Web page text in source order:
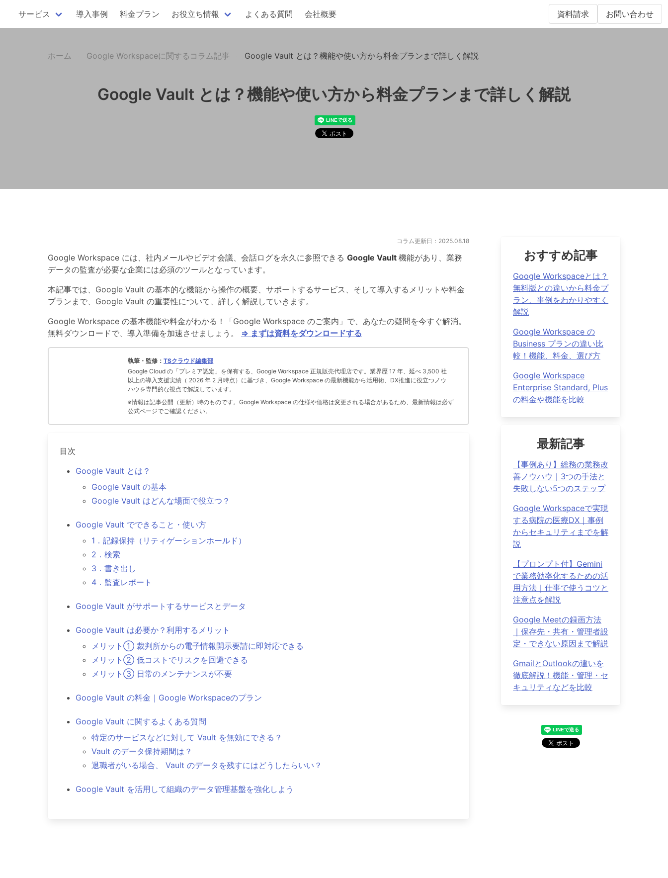
サービス 導入事例 料金プラン お役立ち情報 よくある質問 会社概要 資料請求 お問い合わせ
ホーム Google Workspaceに関するコラム記事 Google Vault とは？機能や使い方から料金プランまで詳しく解説
Google Vault とは？機能や使い方から料金プランまで詳しく解説
コラム更新日：2025.08.18
Google Workspace には、社内メールやビデオ会議、会話ログを永久に参照できる Google Vault 機能があり、業務
データの監査が必要な企業には必須のツールとなっています。
本記事では、Google Vault の基本的な機能から操作の概要、サポートするサービス、そして導入するメリットや料金
プランまで、Google Vault の重要性について、詳しく解説していきます。
Google Workspace の基本機能や料金がわかる！「Google Workspace のご案内」で、あなたの疑問を今すぐ解消。
無料ダウンロードで、導入準備を加速させましょう。 ⇒ まずは資料をダウンロードする
執筆・監修：TSクラウド編集部
Google Cloud の「プレミア認定」を保有する、Google Workspace 正規販売代理店です。業界歴 17 年、延べ 3,500 社
以上の導入支援実績（ 2026 年 2 月時点）に基づき、Google Workspace の最新機能から活用術、DX推進に役立つノウ
ハウを専門的な視点で解説しています。
※情報は記事公開（更新）時のものです。Google Workspace の仕様や価格は変更される場合があるため、最新情報は必ず
公式ページでご確認ください。
目次
Google Vault とは？
Google Vault の基本
Google Vault はどんな場面で役立つ？
Google Vault でできること・使い方
1．記録保持（リティゲーションホールド）
2．検索
3．書き出し
4．監査レポート
Google Vault がサポートするサービスとデータ
Google Vault は必要か？利用するメリット
メリット① 裁判所からの電子情報開示要請に即対応できる
メリット② 低コストでリスクを回避できる
メリット③ 日常のメンテナンスが不要
Google Vault の料金｜Google Workspaceのプラン
Google Vault に関するよくある質問
特定のサービスなどに対して Vault を無効にできる？
Vault のデータ保持期間は？
退職者がいる場合、 Vault のデータを残すにはどうしたらいい？
Google Vault を活用して組織のデータ管理基盤を強化しよう
おすすめ記事
Google Workspaceとは？
無料版との違いから料金プ
ラン、事例をわかりやすく
解説
Google Workspace の
Business プランの違い比
較！機能、料金、選び方
Google Workspace
Enterprise Standard, Plus
の料金や機能を比較
最新記事
【事例あり】総務の業務改
善ノウハウ｜3つの手法と
失敗しない5つのステップ
Google Workspaceで実現
する病院の医療DX｜事例
からセキュリティまでを解
説
【プロンプト付】Gemini
で業務効率化するための活
用方法｜仕事で使うコツと
注意点を解説
Google Meetの録画方法
｜保存先・共有・管理者設
定・できない原因まで解説
GmailとOutlookの違いを
徹底解説！機能・管理・セ
キュリティなどを比較